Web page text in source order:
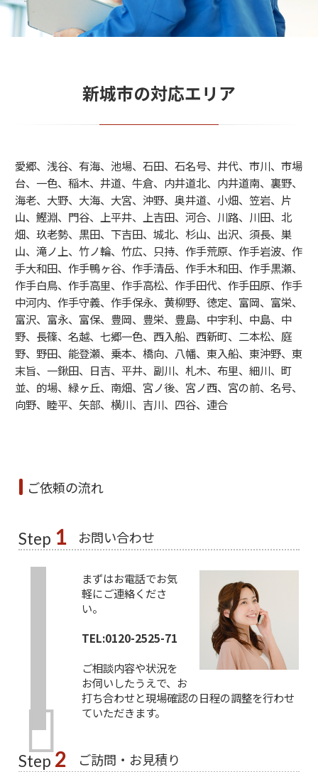
新城市の対応エリア
愛郷、浅谷、有海、池場、石田、石名号、井代、市川、市場
台、一色、稲木、井道、牛倉、内井道北、内井道南、裏野、
海老、大野、大海、大宮、沖野、奥井道、小畑、笠岩、片
山、鰹淵、門谷、上平井、上吉田、河合、川路、川田、北
畑、玖老勢、黒田、下吉田、城北、杉山、出沢、須長、巣
山、滝ノ上、竹ノ輪、竹広、只持、作手荒原、作手岩波、作
手大和田、作手鴨ヶ谷、作手清岳、作手木和田、作手黒瀬、
作手白鳥、作手高里、作手高松、作手田代、作手田原、作手
中河内、作手守義、作手保永、黄柳野、徳定、富岡、富栄、
富沢、富永、富保、豊岡、豊栄、豊島、中宇利、中島、中
野、長篠、名越、七郷一色、西入船、西新町、二本松、庭
野、野田、能登瀬、乗本、橋向、八幡、東入船、東沖野、東
末旨、一鍬田、日吉、平井、副川、札木、布里、細川、町
並、的場、緑ヶ丘、南畑、宮ノ後、宮ノ西、宮の前、名号、
向野、睦平、矢部、横川、吉川、四谷、連合
ご依頼の流れ
Step 1 お問い合わせ
まずはお電話でお気
軽にご連絡くださ
い。
TEL:0120-2525-71
ご相談内容や状況を
お伺いしたうえで、お
打ち合わせと現場確認の日程の調整を行わせ
ていただきます。
Step 2 ご訪問・お見積り